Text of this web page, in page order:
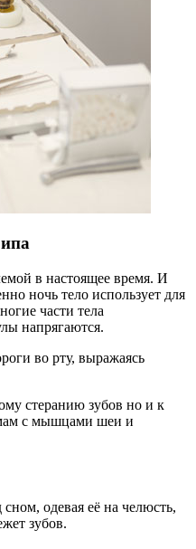
в настоящее время. И
ночь тело использует для
части тела
напрягаются.
во рту, выражаясь
стеранию зубов но и к
с мышцами шеи и
одевая её на челюсть,
зубов.